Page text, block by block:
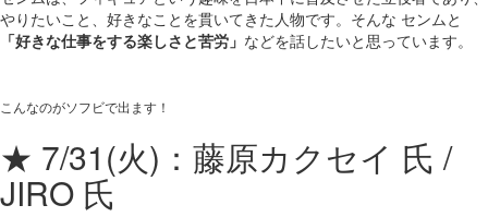
やりたいこと、好きなことを貫いてきた人物です。そんな センムと
「好きな仕事をする楽しさと苦労」 などを話したいと思っています。
こんなのがソフビで出ます！
★ 7/31(火)：藤原カクセイ 氏 /
JIRO 氏